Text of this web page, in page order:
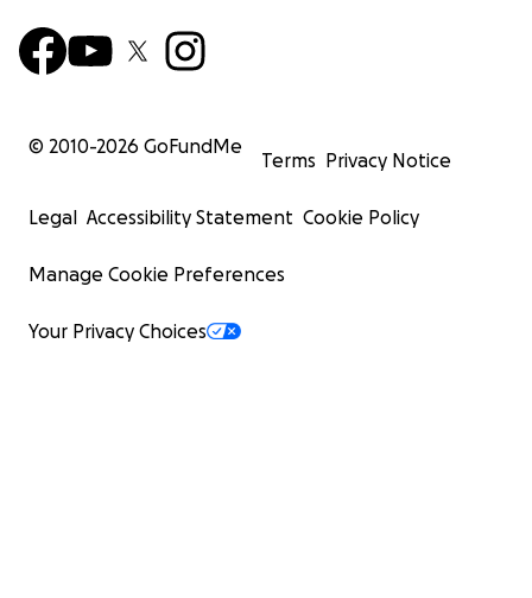
© 2010-2026 GoFundMe
Terms Privacy Notice
Legal Accessibility Statement Cookie Policy
Manage Cookie Preferences
Your Privacy Choices